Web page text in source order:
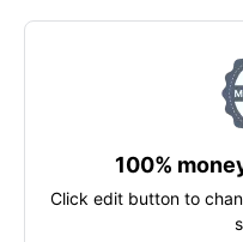
100%
Click edit button to